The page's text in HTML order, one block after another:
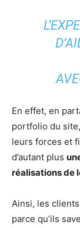
En effet, en
portfolio du
leurs forces et
d’autant plus
réalisations de
Ainsi, les
parce qu’ils